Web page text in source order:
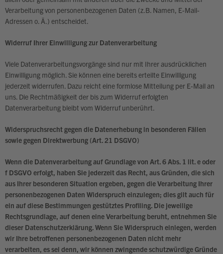
Verarbeitung von personenbezogenen Daten (z.B. Namen, E-Mail-
Adressen o. Ä.) entscheidet.
Widerruf Ihrer Einwilligung zur Datenverarbeitung
Viele Datenverarbeitungsvorgänge sind nur mit Ihrer ausdrücklichen
Einwilligung möglich. Sie können eine bereits erteilte Einwilligung
jederzeit widerrufen. Dazu reicht eine formlose Mitteilung per E-Mail an
uns. Die Rechtmäßigkeit der bis zum Widerruf erfolgten
Datenverarbeitung bleibt vom Widerruf unberührt.
Widerspruchsrecht gegen die Datenerhebung in besonderen Fällen
sowie gegen Direktwerbung (Art. 21 DSGVO)
Wenn die Datenverarbeitung auf Grundlage von Art. 6 Abs. 1 lit. e oder
f DSGVO erfolgt, haben Sie jederzeit das Recht, aus Gründen, die sich
aus Ihrer besonderen Situation ergeben, gegen die Verarbeitung Ihrer
personenbezogenen Daten Widerspruch einzulegen; dies gilt auch für
ein auf diese Bestimmungen gestütztes Profiling. Die jeweilige
Rechtsgrundlage, auf denen eine Verarbeitung beruht, entnehmen Sie
dieser Datenschutzerklärung. Wenn Sie Widerspruch einlegen, werden
wir Ihre betroffenen personenbezogenen Daten nicht mehr
verarbeiten, es sei denn, wir können zwingende schutzwürdige Gründe